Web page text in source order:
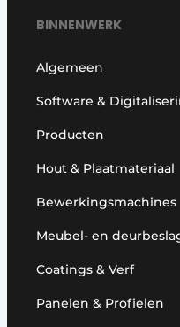
BINNENWERK
Algemeen
Software &
Producten
Hout & Plaatmateriaal
Bewerkingsmachines
Meubel- en
Coatings & Verf
Panelen & Profielen